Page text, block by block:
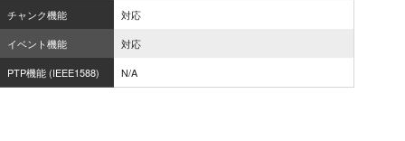
チャンク機能
対応
イベント機能
対応
PTP機能 (IEEE1588)
N/A